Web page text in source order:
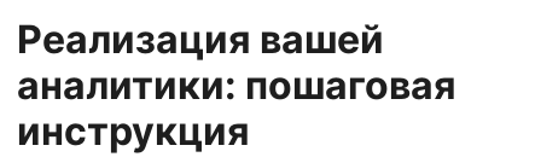
Реализация вашей
аналитики: пошаговая
инструкция